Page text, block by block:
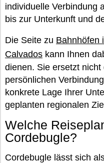
individuelle Verbindung
bis zur Unterkunft und
Die Seite zu Bahnhöfen
Calvados kann Ihnen
dienen. Sie ersetzt
persönlichen
konkrete Lage Ihrer
geplanten regionalen
Welche
Cordebugle?
Cordebugle lässt sich